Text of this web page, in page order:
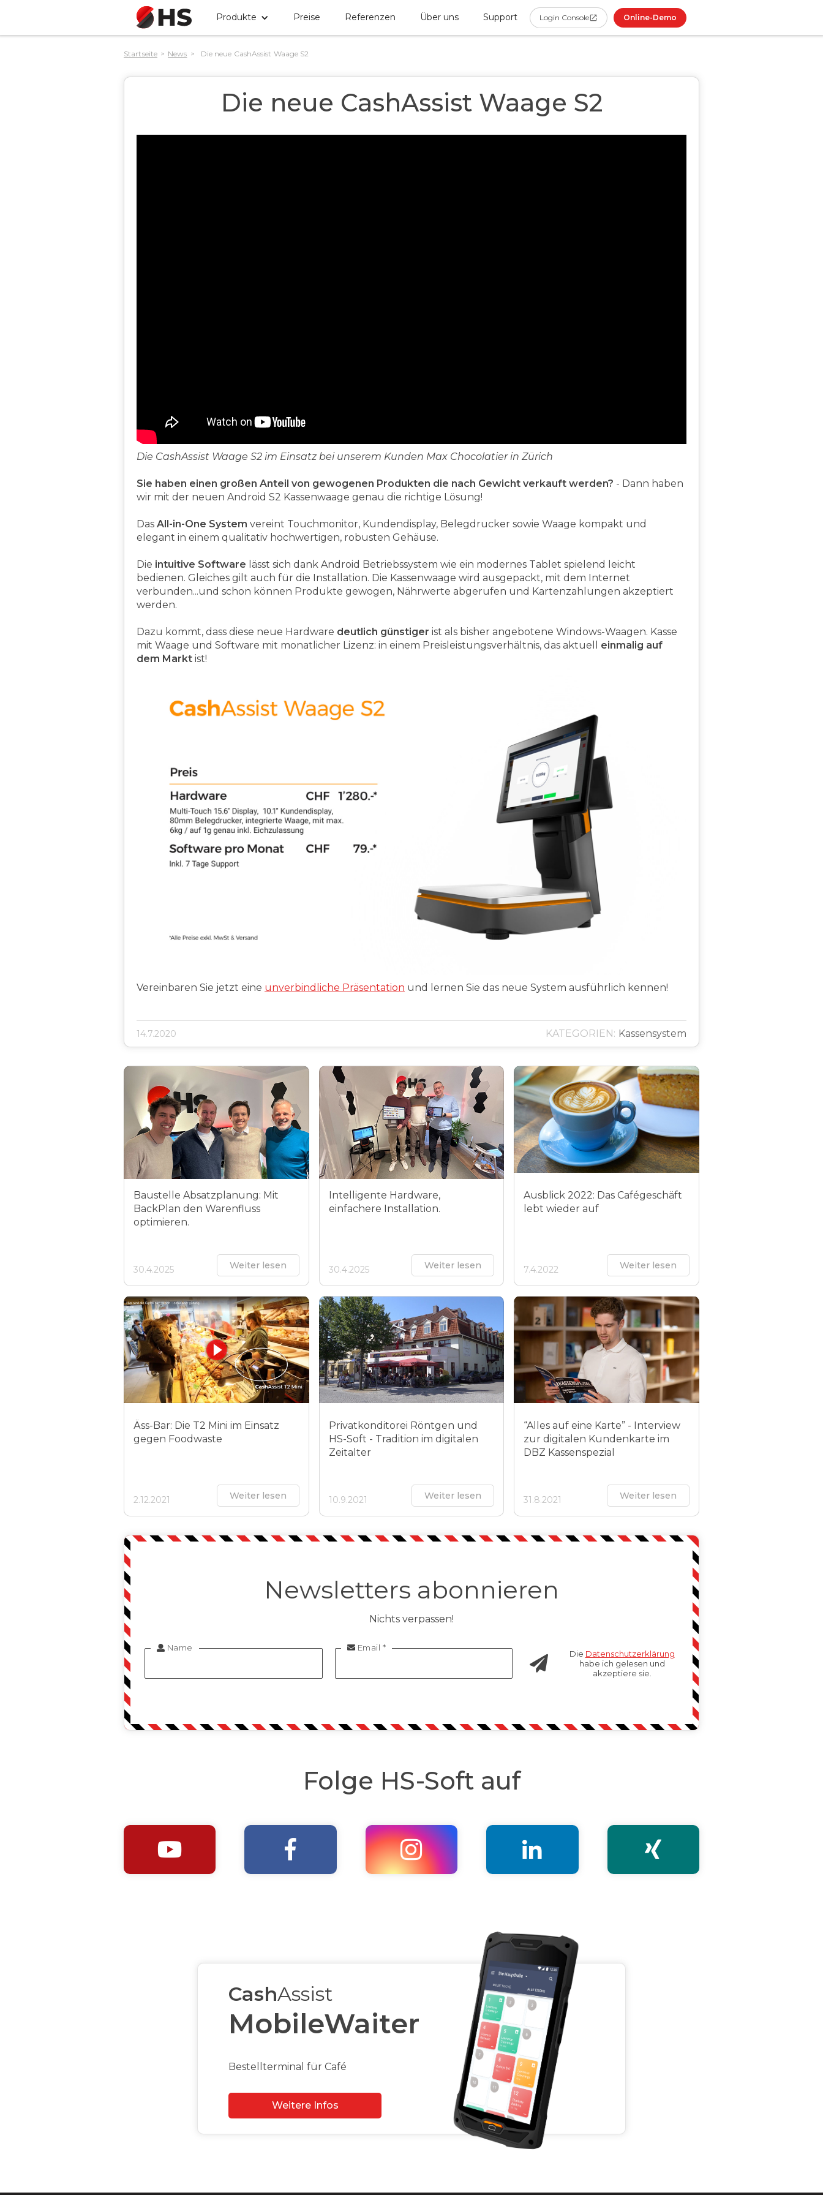
Produkte Preise Referenzen Über uns Support Login Console Online-Demo
Startseite > News > Die neue CashAssist Waage S2
Die neue CashAssist Waage S2
Die CashAssist Waage S2 im Einsatz bei unserem Kunden Max Chocolatier in Zürich
Sie haben einen großen Anteil von gewogenen Produkten die nach Gewicht verkauft werden? - Dann haben
wir mit der neuen Android S2 Kassenwaage genau die richtige Lösung!
Das All-in-One System vereint Touchmonitor, Kundendisplay, Belegdrucker sowie Waage kompakt und
elegant in einem qualitativ hochwertigen, robusten Gehäuse.
Die intuitive Software lässt sich dank Android Betriebssystem wie ein modernes Tablet spielend leicht
bedienen. Gleiches gilt auch für die Installation. Die Kassenwaage wird ausgepackt, mit dem Internet
verbunden...und schon können Produkte gewogen, Nährwerte abgerufen und Kartenzahlungen akzeptiert
werden.
Dazu kommt, dass diese neue Hardware deutlich günstiger ist als bisher angebotene Windows-Waagen. Kasse
mit Waage und Software mit monatlicher Lizenz: in einem Preisleistungsverhältnis, das aktuell einmalig auf
dem Markt ist!
Vereinbaren Sie jetzt eine unverbindliche Präsentation und lernen Sie das neue System ausführlich kennen!
14.7.2020 KATEGORIEN: Kassensystem
Baustelle Absatzplanung: Mit
BackPlan den Warenfluss
optimieren.
30.4.2025 Weiter lesen
Intelligente Hardware,
einfachere Installation.
30.4.2025 Weiter lesen
Ausblick 2022: Das Cafégeschäft
lebt wieder auf
7.4.2022 Weiter lesen
Äss-Bar: Die T2 Mini im Einsatz
gegen Foodwaste
2.12.2021 Weiter lesen
Privatkonditorei Röntgen und
HS-Soft - Tradition im digitalen
Zeitalter
10.9.2021 Weiter lesen
“Alles auf eine Karte” - Interview
zur digitalen Kundenkarte im
DBZ Kassenspezial
31.8.2021 Weiter lesen
Newsletters abonnieren
Nichts verpassen!
 Name  Email *
Die Datenschutzerklärung
habe ich gelesen und
akzeptiere sie.
Folge HS-Soft auf
    
CashAssist
MobileWaiter
Bestellterminal für Café
Weitere Infos